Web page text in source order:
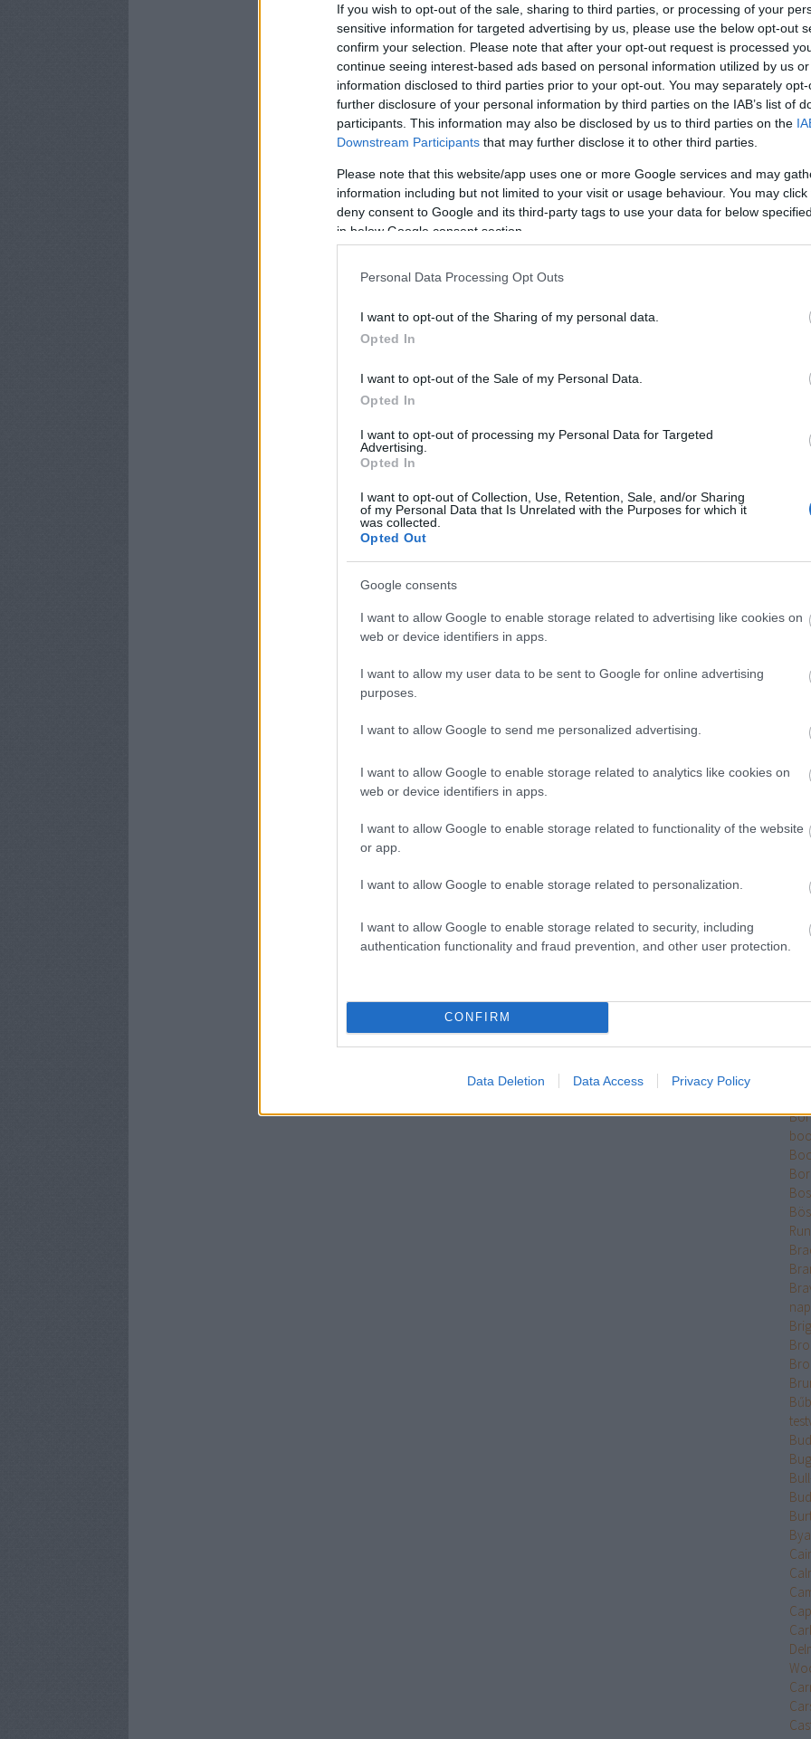
If you wish to opt-out of the sale, sharing to third parties, or processing of your
sensitive information for targeted advertising by us, please use the below opt-out
confirm your selection. Please note that after your opt-out request is processed
continue seeing interest-based ads based on personal information utilized by us
information disclosed to third parties prior to your opt-out. You may separately
further disclosure of your personal information by third parties on the IAB’s list of
participants. This information may also be disclosed by us to third parties on the
Downstream Participants that may further disclose it to other third parties.
Please note that this website/app uses one or more Google services and may
information including but not limited to your visit or usage behaviour. You may
deny consent to Google and its third-party tags to use your data for below
in below Google consent section.
Personal Data Processing Opt Outs
I want to opt-out of the Sharing of my personal data.
Opted In
I want to opt-out of the Sale of my Personal Data.
Opted In
I want to opt-out of processing my Personal Data for Targeted
Advertising.
Opted In
I want to opt-out of Collection, Use, Retention, Sale, and/or Sharing
of my Personal Data that Is Unrelated with the Purposes for which it
was collected.
Opted Out
Google consents
I want to allow Google to enable storage related to advertising like cookies on
web or device identifiers in apps.
I want to allow my user data to be sent to Google for online advertising
purposes.
I want to allow Google to send me personalized advertising.
I want to allow Google to enable storage related to analytics like cookies on
web or device identifiers in apps.
I want to allow Google to enable storage related to functionality of the website
or app.
I want to allow Google to enable storage related to personalization.
I want to allow Google to enable storage related to security, including
authentication functionality and fraud prevention, and other user protection.
CONFIRM
Data Deletion Data Access Privacy Policy
Awad
A